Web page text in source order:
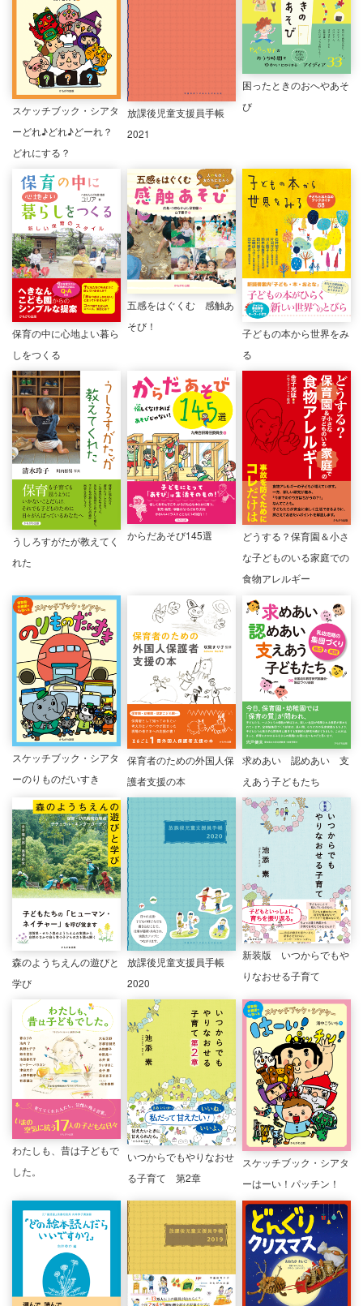
スケッチブック・シアタ
ーどれ♪どれ♪どーれ？
どれにする？
放課後児童支援員手帳
2021
困ったときのおへやあそ
び
保育の中に心地よい暮ら
しをつくる
五感をはぐくむ 感触あ
そび！
子どもの本から世界をみ
る
うしろすがたが教えてく
れた
からだあそび145選
どうする？保育園＆小さ
な子どものいる家庭での
食物アレルギー
スケッチブック・シアタ
ーのりものだいすき
保育者のための外国人保
護者支援の本
求めあい 認めあい 支
えあう子どもたち
森のようちえんの遊びと
学び
放課後児童支援員手帳
2020
新装版 いつからでもや
りなおせる子育て
わたしも、昔は子どもで
した。
いつからでもやりなおせ
る子育て 第2章
スケッチブック・シアタ
ーはーい！パッチン！